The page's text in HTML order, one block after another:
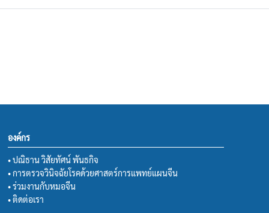
องค์กร
• ปณิธาน วิสัยทัศน์ พันธกิจ
• การตรวจวินิจฉัยโรคด้วยศาสตร์การแพทย์แผนจีน
• ร่วมงานกับหมอจีน
• ติดต่อเรา